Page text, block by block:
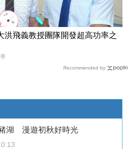
飛義教授團隊開發超高功率之
Recommended by
豬湖 漫遊初秋好時光